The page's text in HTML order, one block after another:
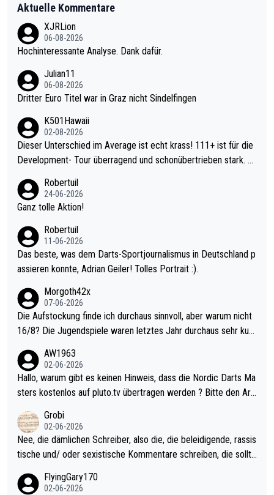
Aktuelle Kommentare
XJRLion
06-08-2026
Hochinteressante Analyse. Dank dafür.
Julian11
06-08-2026
Dritter Euro Titel war in Graz nicht Sindelfingen
K501Hawaii
02-08-2026
Dieser Unterschied im Average ist echt krass! 111+ ist für die
Development- Tour überragend und schonübertrieben stark. U
mal 40+ erst recht. Da gewinnst keinen Blumentopf - ist ja noc
h krasser wie ein Pokalspiel eines Kreisligisten vs einem Bund
Robertuil
24-06-2026
Ganz tolle Aktion!
Robertuil
11-06-2026
Das beste, was dem Darts-Sportjournalismus in Deutschland p
assieren konnte, Adrian Geiler! Tolles Portrait :).
Morgoth42x
07-06-2026
Die Aufstockung finde ich durchaus sinnvoll, aber warum nicht
16/8? Die Jugendspiele waren letztes Jahr durchaus sehr kurz
Allerdings ist Mitchell Lawrie als Nummer 1 der Welt eh qualifi
ziert. Somit ändert die automatische Qualifikation des Weltmei
sters erstmal nichts. Ich denke sie wollen damit für nächstes J
ohl wenig WDF Turniere spielen. Dies war bei Archie Self letzt
es Jahr der Fall. Er musste als amtierender Weltmeister durch
den Qualifier und ich glaube kaum, dass Mitchel sich das (in Ve
el hat.
AW1963
02-06-2026
Hallo, warum gibt es keinen Hinweis, dass die Nordic Darts Ma
sters kostenlos auf pluto.tv übertragen werden ? Bitte den Arti
Grobi
02-06-2026
Nee, die dämlichen Schreiber, also die, die beleidigende, rassis
tische und/ oder sexistische Kommentare schreiben, die sollte
s Leben in den Griff kriegen. Nur eins wundert mich: Luke Little
FlyingGary170
02-06-2026